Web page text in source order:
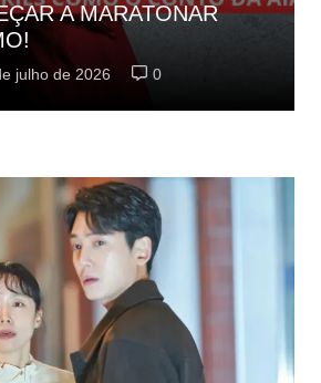
A MARATONAR
julho de 2026 0